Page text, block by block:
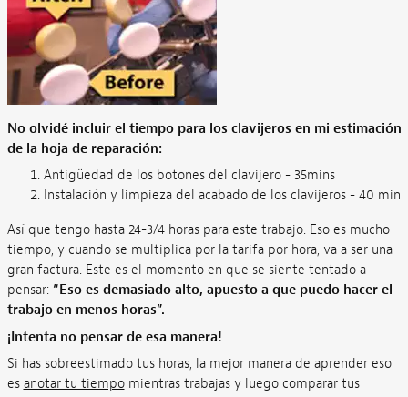
No olvidé incluir el tiempo para los clavijeros en mi estimación
de la hoja de reparación:
Antigüedad de los botones del clavijero - 35mins
Instalación y limpieza del acabado de los clavijeros - 40 min
Así que tengo hasta 24-3/4 horas para este trabajo. Eso es mucho
tiempo, y cuando se multiplica por la tarifa por hora, va a ser una
gran factura. Este es el momento en que se siente tentado a
pensar: “Eso es demasiado alto, apuesto a que puedo hacer el
trabajo en menos horas”.
¡Intenta no pensar de esa manera!
Si has sobreestimado tus horas, la mejor manera de aprender eso
es anotar tu tiempomientras trabajas y luego comparar tus